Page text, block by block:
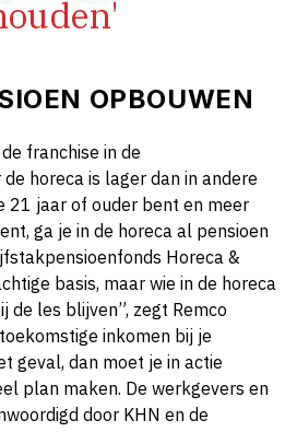
OPBOUWEN
franchise in de
horeca is lager dan in andere
21 jaar of ouder bent en meer
ga je in de horeca al pensioen
Horeca &
basis, maar wie in de horeca
les blijven”, zegt Remco
inkomen bij je
geval, dan moet je in actie
plan maken. De werkgevers en
door KHN en de